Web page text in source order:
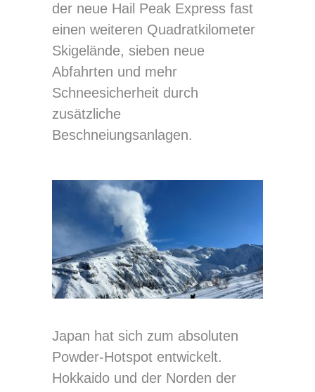
der neue Hail Peak Express fast
einen weiteren Quadratkilometer
Skigelände, sieben neue
Abfahrten und mehr
Schneesicherheit durch
zusätzliche
Beschneiungsanlagen.
Japan hat sich zum absoluten
Powder-Hotspot entwickelt.
Hokkaido und der Norden der